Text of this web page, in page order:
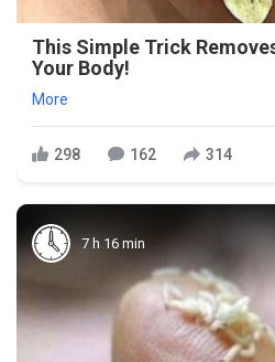
This Simple Trick
Your Body!
More
298 162 314
7 h 16 min